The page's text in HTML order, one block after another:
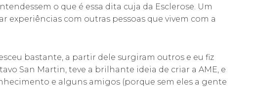
o que é essa dita cuja da Esclerose. Um
com outras pessoas que vivem com a
bastante, a partir dele surgiram outros e eu fiz
San Martin, teve a brilhante ideia de criar a AME, e
e alguns amigos (porque sem eles a gente